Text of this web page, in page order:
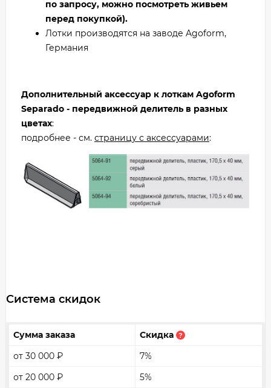
по запросу, можно посмотреть живьем
перед покупкой).
Лотки производятся на заводе Agoform,
Германия
Дополнительный аксессуар к лоткам Agoform
Separado - передвижной делитель в разных
цветах:
подробнее - см. страницу с аксессуарами:
Система скидок
Сумма заказа Скидка ?
от 30 000 ₽
7%
от 20 000 ₽
5%